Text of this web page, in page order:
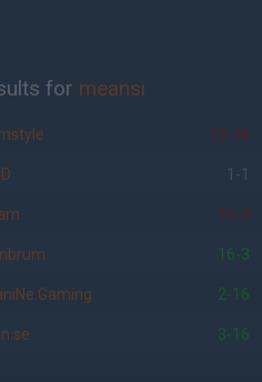
for meansi
10-16
1-1
16-9
16-3
2-16
3-16